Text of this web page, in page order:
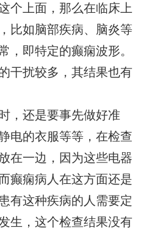
个上面，那么在临床上
比如脑部疾病、脑炎等
，即特定的癫痫波形。
干扰较多，其结果也有
，还是要事先做好准
电的衣服等等，在检查
在一边，因为这些电器
癫痫病人在这方面还是
有这种疾病的人需要定
生，这个检查结果没有